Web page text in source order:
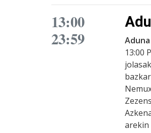
13:00
23:59
Aduna
13:00
arekin